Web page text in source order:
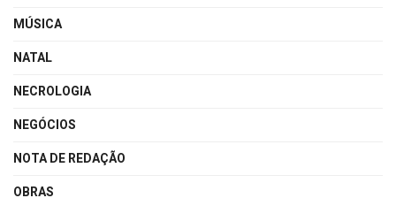
MÚSICA
NATAL
NECROLOGIA
NEGÓCIOS
NOTA DE REDAÇÃO
OBRAS